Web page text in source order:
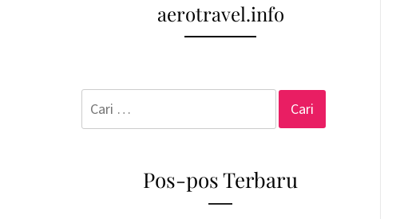
aerotravel.info
Pos-pos Terbaru